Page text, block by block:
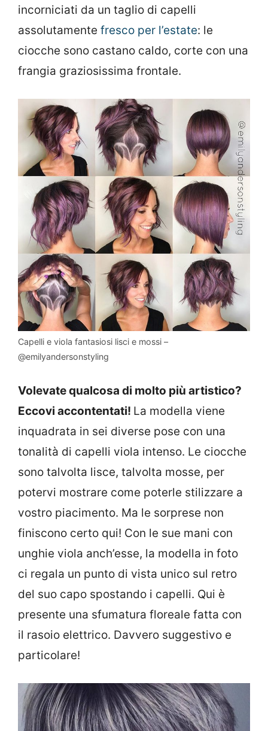
incorniciati da un taglio di capelli
assolutamente fresco per l’estate: le
ciocche sono castano caldo, corte con una
frangia graziosissima frontale.
Capelli e viola fantasiosi lisci e mossi –
@emilyandersonstyling
Volevate qualcosa di molto più artistico?
Eccovi accontentati! La modella viene
inquadrata in sei diverse pose con una
tonalità di capelli viola intenso. Le ciocche
sono talvolta lisce, talvolta mosse, per
potervi mostrare come poterle stilizzare a
vostro piacimento. Ma le sorprese non
finiscono certo qui! Con le sue mani con
unghie viola anch’esse, la modella in foto
ci regala un punto di vista unico sul retro
del suo capo spostando i capelli. Qui è
presente una sfumatura floreale fatta con
il rasoio elettrico. Davvero suggestivo e
particolare!